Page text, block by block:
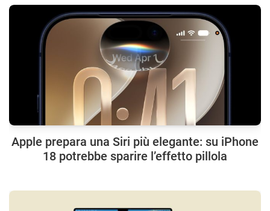
Apple prepara una Siri più elegante: su iPhone
18 potrebbe sparire l’effetto pillola